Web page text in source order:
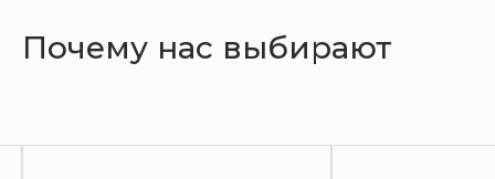
Почему нас выбирают